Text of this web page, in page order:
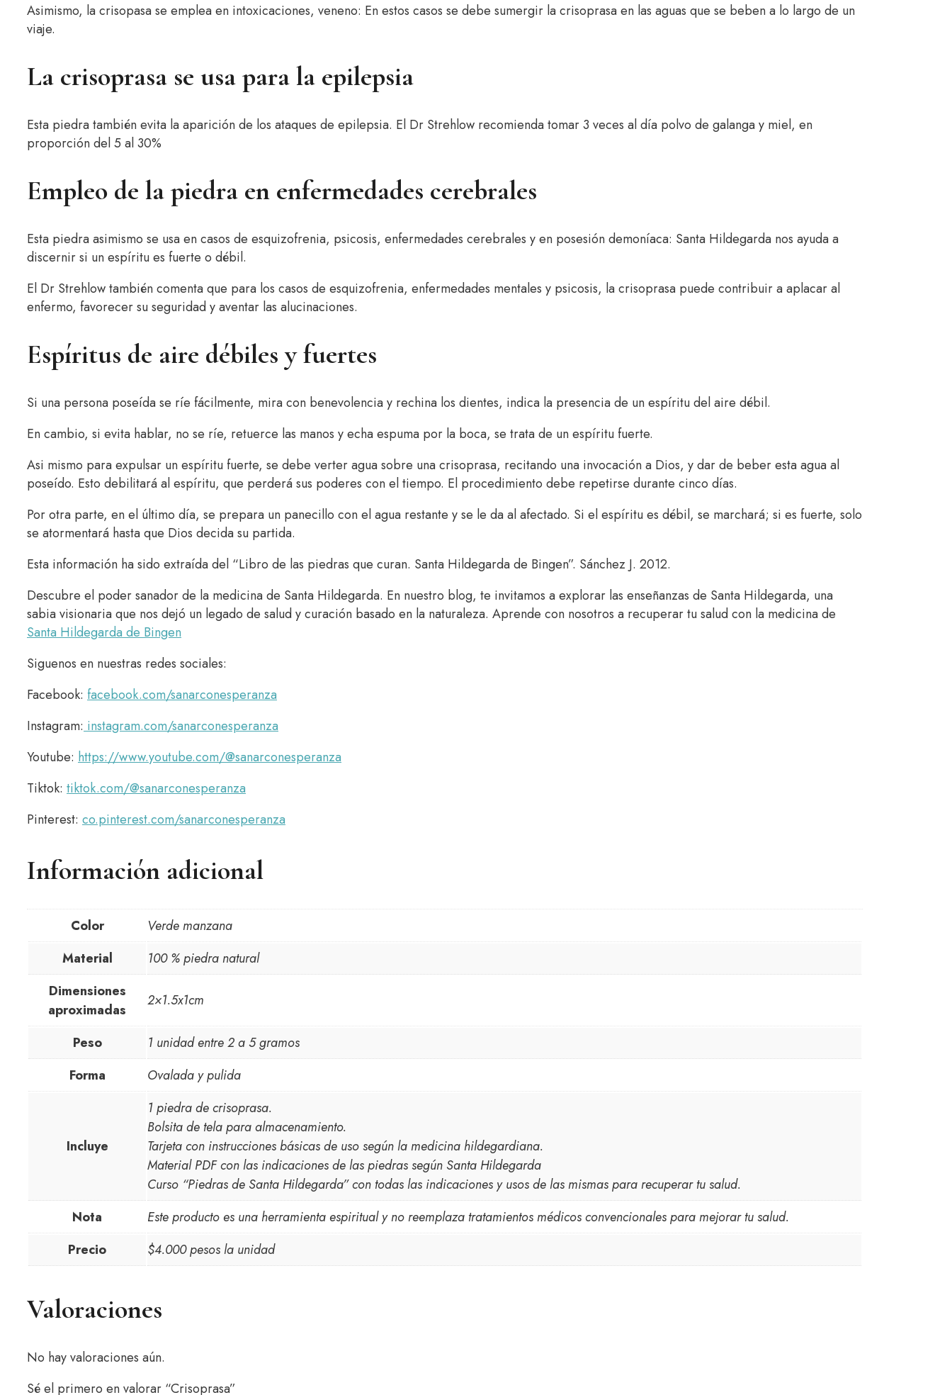
Asimismo, la crisopasa se emplea en intoxicaciones, veneno: En estos casos se debe sumergir la crisoprasa en las aguas que se beben a lo largo de un
viaje.
La crisoprasa se usa para la epilepsia
Esta piedra también evita la aparición de los ataques de epilepsia. El Dr Strehlow recomienda tomar 3 veces al día polvo de galanga y miel, en
proporción del 5 al 30%
Empleo de la piedra en enfermedades cerebrales
Esta piedra asimismo se usa en casos de esquizofrenia, psicosis, enfermedades cerebrales y en posesión demoníaca: Santa Hildegarda nos ayuda a
discernir si un espíritu es fuerte o débil.
El Dr Strehlow también comenta que para los casos de esquizofrenia, enfermedades mentales y psicosis, la crisoprasa puede contribuir a aplacar al
enfermo, favorecer su seguridad y aventar las alucinaciones.
Espíritus de aire débiles y fuertes
Si una persona poseída se ríe fácilmente, mira con benevolencia y rechina los dientes, indica la presencia de un espíritu del aire débil.
En cambio, si evita hablar, no se ríe, retuerce las manos y echa espuma por la boca, se trata de un espíritu fuerte.
Asi mismo para expulsar un espíritu fuerte, se debe verter agua sobre una crisoprasa, recitando una invocación a Dios, y dar de beber esta agua al
poseído. Esto debilitará al espíritu, que perderá sus poderes con el tiempo. El procedimiento debe repetirse durante cinco días.
Por otra parte, en el último día, se prepara un panecillo con el agua restante y se le da al afectado. Si el espíritu es débil, se marchará; si es fuerte, solo
se atormentará hasta que Dios decida su partida.
Esta información ha sido extraída del “Libro de las piedras que curan. Santa Hildegarda de Bingen”. Sánchez J. 2012.
Descubre el poder sanador de la medicina de Santa Hildegarda. En nuestro blog, te invitamos a explorar las enseñanzas de Santa Hildegarda, una
sabia visionaria que nos dejó un legado de salud y curación basado en la naturaleza. Aprende con nosotros a recuperar tu salud con la medicina de
Santa Hildegarda de Bingen
Siguenos en nuestras redes sociales:
Facebook: facebook.com/sanarconesperanza
Instagram: instagram.com/sanarconesperanza
Youtube: https://www.youtube.com/@sanarconesperanza
Tiktok: tiktok.com/@sanarconesperanza
Pinterest: co.pinterest.com/sanarconesperanza
Información adicional
Color
Verde manzana
Material
100 % piedra natural
Dimensiones
aproximadas
2×1.5x1cm
Peso
1 unidad entre 2 a 5 gramos
Forma
Ovalada y pulida
Incluye
1 piedra de crisoprasa.
Bolsita de tela para almacenamiento.
Tarjeta con instrucciones básicas de uso según la medicina hildegardiana.
Material PDF con las indicaciones de las piedras según Santa Hildegarda
Curso “Piedras de Santa Hildegarda” con todas las indicaciones y usos de las mismas para recuperar tu salud.
Nota
Este producto es una herramienta espiritual y no reemplaza tratamientos médicos convencionales para mejorar tu salud.
Precio
$4.000 pesos la unidad
Valoraciones
No hay valoraciones aún.
Sé el primero en valorar “Crisoprasa”